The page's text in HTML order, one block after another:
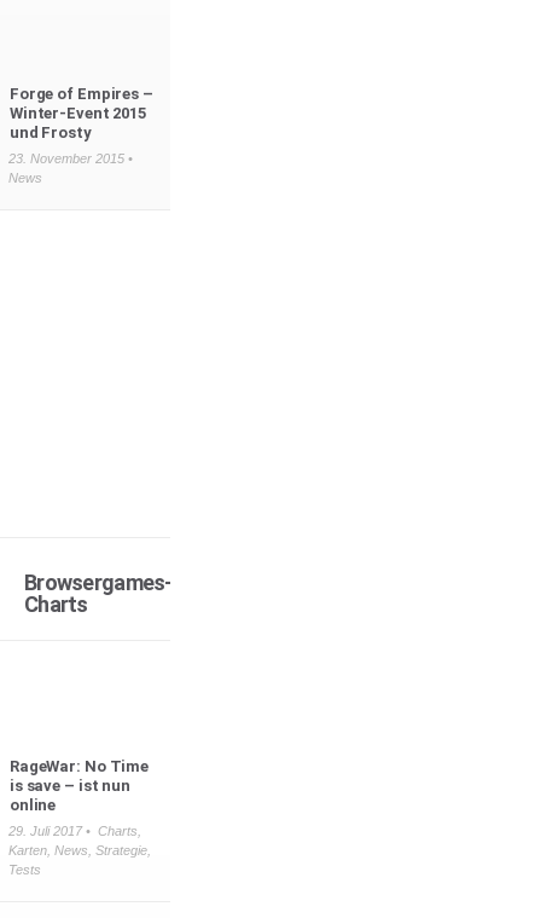
Forge of Empires –
Winter-Event 2015
und Frosty
23. November 2015 •
News
Browsergames-
Charts
RageWar: No Time
is save – ist nun
online
29. Juli 2017 • Charts
Karten, News Strategie,
Tests